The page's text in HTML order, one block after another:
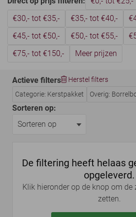
€30,- tot €35,-
€35,- tot €40,-
€45,- tot €50,-
€50,- tot €55,-
€75,- tot €150,-
Meer prijzen
Actieve filters
Herstel filters
Categorie: Kerstpakket
Overig:
Sorteren op:
De filtering heeft helaas
opgeleverd.
Klik hieronder op de knop om
zetten.